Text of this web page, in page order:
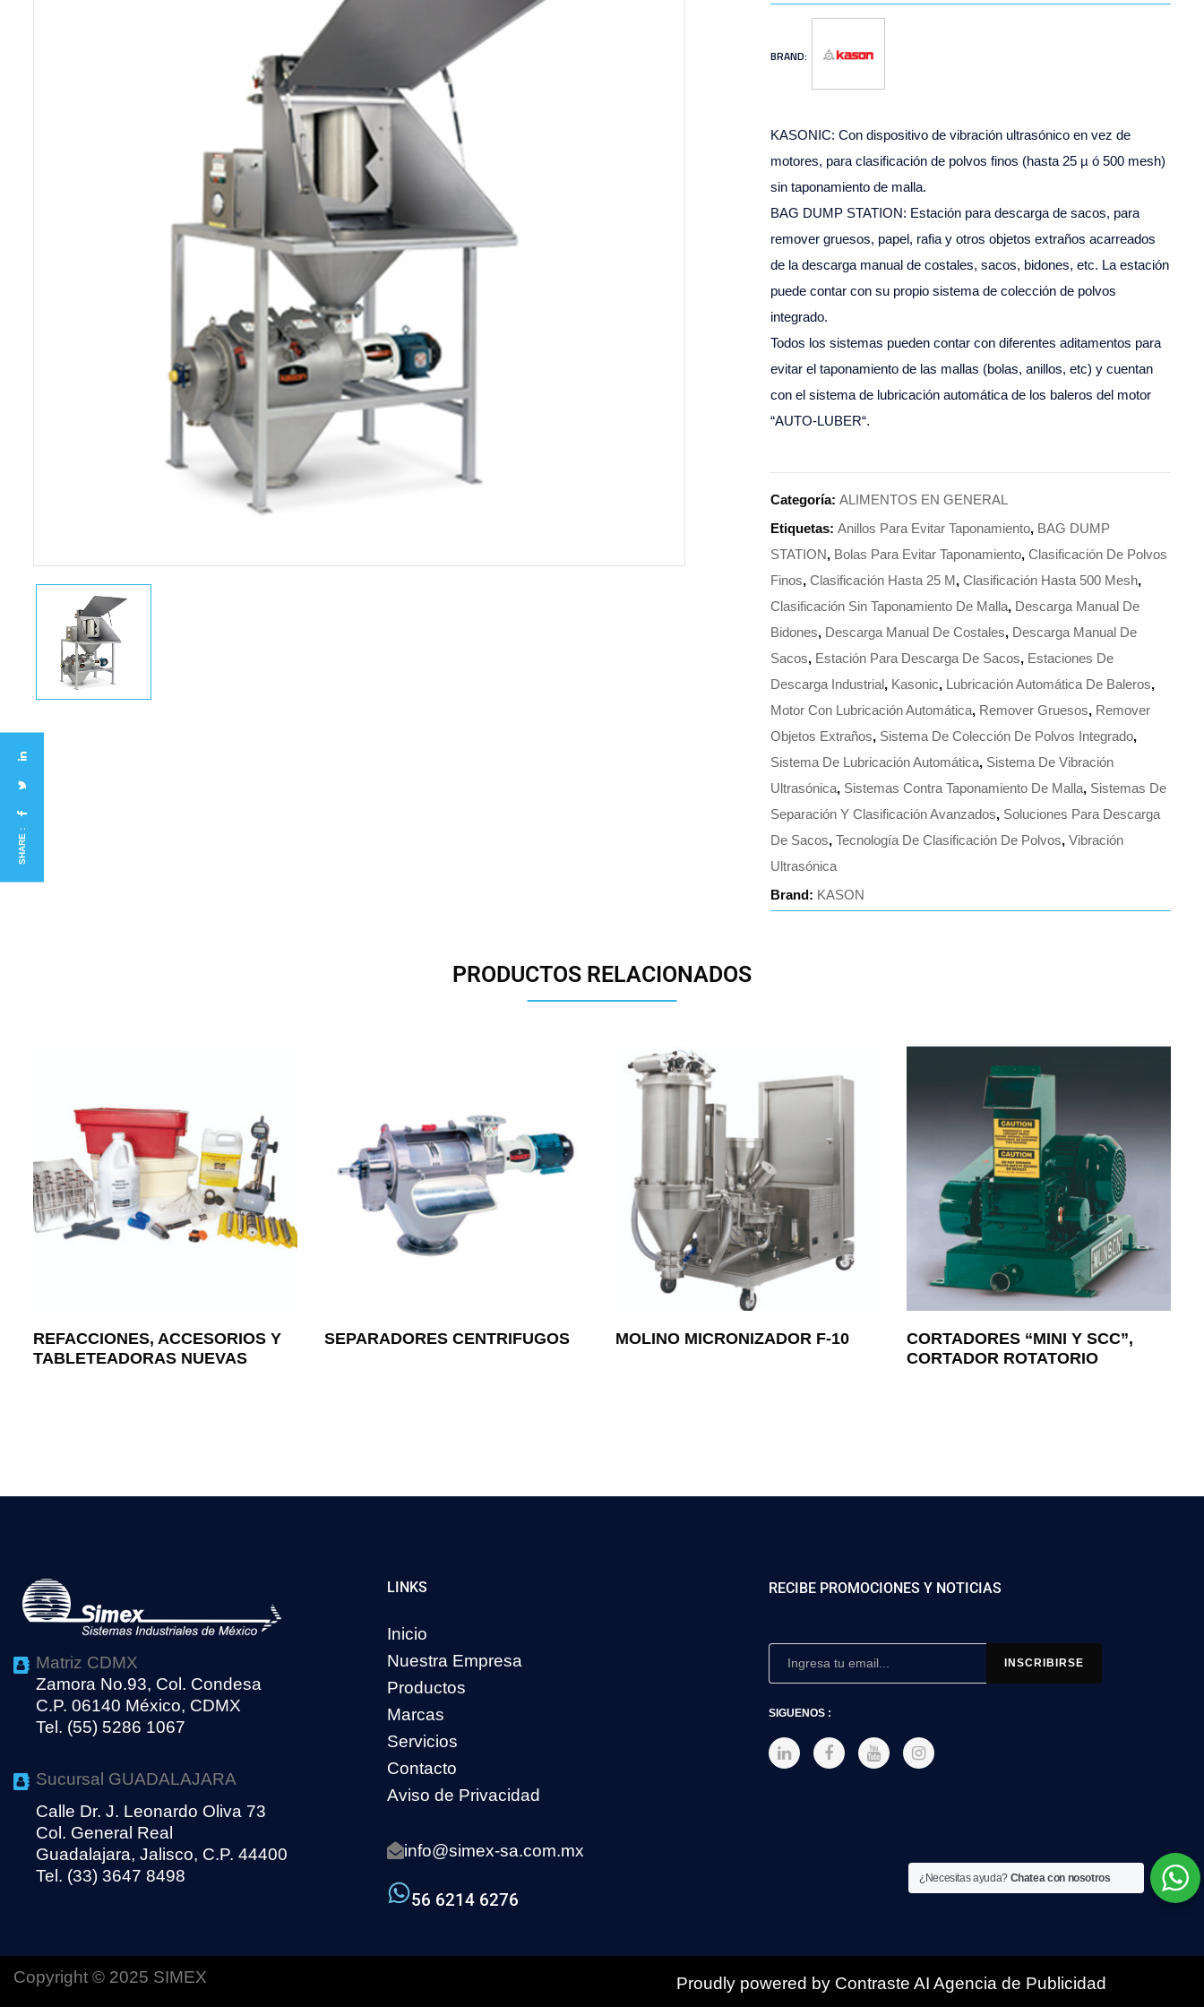
BRAND:
KASONIC: Con dispositivo de vibración ultrasónico en vez de
motores, para clasificación de polvos finos (hasta 25 µ ó 500 mesh)
sin taponamiento de malla.
BAG DUMP STATION: Estación para descarga de sacos, para
remover gruesos, papel, rafia y otros objetos extraños acarreados
de la descarga manual de costales, sacos, bidones, etc. La estación
puede contar con su propio sistema de colección de polvos
integrado.
Todos los sistemas pueden contar con diferentes aditamentos para
evitar el taponamiento de las mallas (bolas, anillos, etc) y cuentan
con el sistema de lubricación automática de los baleros del motor
“AUTO-LUBER“.
Categoría:ALIMENTOS EN GENERAL
Etiquetas:Anillos Para Evitar Taponamiento, BAG DUMP
STATION, Bolas Para Evitar Taponamiento,Clasificación De Polvos
Finos,Clasificación Hasta 25 Μ,Clasificación Hasta 500 Mesh,
Clasificación Sin Taponamiento De Malla, Descarga Manual De
Bidones, Descarga Manual De Costales, Descarga Manual De
Sacos, Estación Para Descarga De Sacos, Estaciones De
Descarga Industrial, Kasonic, Lubricación Automática De Baleros,
Motor Con Lubricación Automática, Remover Gruesos, Remover
Objetos Extraños, Sistema De Colección De Polvos Integrado,
Sistema De Lubricación Automática, Sistema De Vibración
Ultrasónica, Sistemas Contra Taponamiento De Malla, Sistemas De
Separación Y Clasificación Avanzados, Soluciones Para Descarga
De Sacos,Tecnología De Clasificación De Polvos,Vibración
Ultrasónica
Brand: KASON
SHARE :
PRODUCTOS RELACIONADOS
REFACCIONES, ACCESORIOS Y
TABLETEADORAS NUEVAS
SEPARADORES CENTRIFUGOS MOLINO MICRONIZADOR F-10
CORTADORES “MINI Y SCC”,
CORTADOR ROTATORIO
Matriz CDMX
Zamora No.93, Col. Condesa
C.P. 06140 México, CDMX
Tel. (55) 5286 1067
Sucursal GUADALAJARA
Calle Dr. J. Leonardo Oliva 73
Col. General Real
Guadalajara, Jalisco, C.P. 44400
Tel. (33) 3647 8498
LINKS
Inicio
Nuestra Empresa
Productos
Marcas
Servicios
Contacto
Aviso de Privacidad
info@simex-sa.com.mx
56 6214 6276
RECIBE PROMOCIONES Y NOTICIAS
SIGUENOS :
Copyright © 2025 SIMEX Proudly powered by Contraste AI Agencia de Publicidad
¿Necesitas ayuda? Chatea con nosotros